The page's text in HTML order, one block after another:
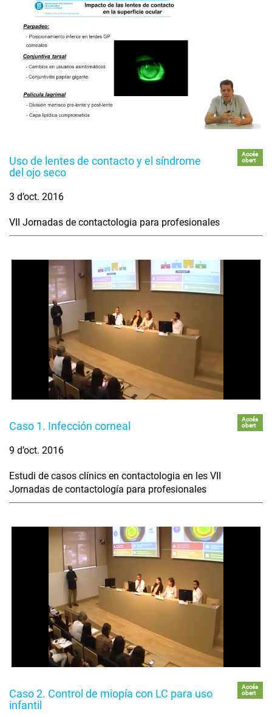
Uso de lentes de contacto y el síndrome
del ojo seco
Accés
obert
3 d’oct. 2016
VII Jornadas de contactologia para profesionales
Caso 1. Infección corneal
Accés
obert
9 d’oct. 2016
Estudi de casos clínics en contactologia en les VII
Jornadas de contactología para profesionales
Caso 2. Control de miopía con LC para uso
infantil
Accés
obert